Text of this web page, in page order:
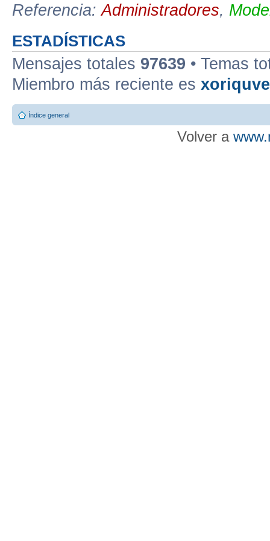
Referencia:Administradores,
ESTADÍSTICAS
Mensajes totales 97639 • Temas
Miembro más reciente es
Índice general
Volver a